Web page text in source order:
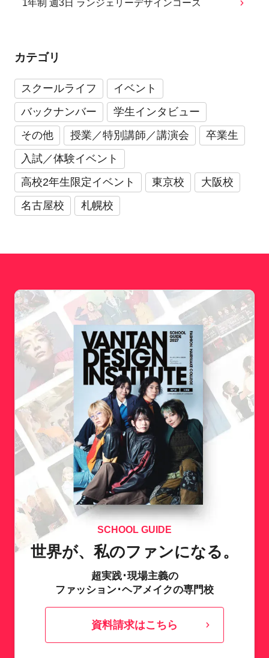
1年制 週3日 ランジェリーデザインコース
カテゴリ
スクールライフ
イベント
バックナンバー
学生インタビュー
その他
授業／特別講師／講演会
卒業生
入試／体験イベント
高校2年生限定イベント
東京校
大阪校
名古屋校
札幌校
SCHOOL GUIDE
世界が、私のファンになる。
超実践･現場主義の
ファッション･ヘアメイクの専門校
資料請求はこちら